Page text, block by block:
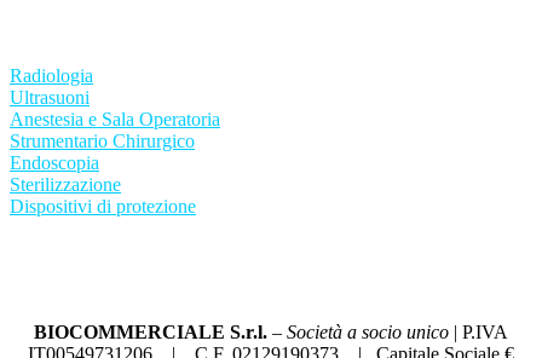
Radiologia
Ultrasuoni
Anestesia e Sala Operatoria
Strumentario Chirurgico
Endoscopia
Sterilizzazione
Dispositivi di protezione
BIOCOMMERCIALE S.r.l. – Società a socio unico | P.IVA
IT00549731206 | C.F. 02129190373 | Capitale Sociale €